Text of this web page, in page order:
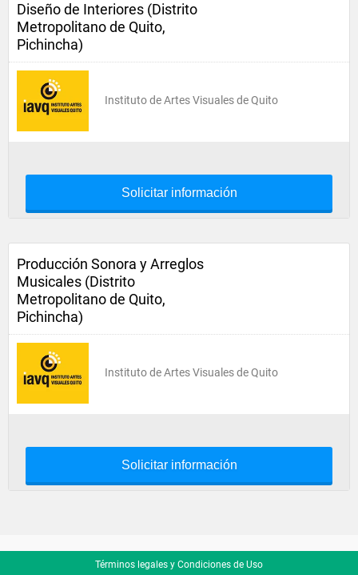
Diseño de Interiores (Distrito
Metropolitano de Quito,
Pichincha)
Instituto de Artes Visuales de Quito
Solicitar información
Producción Sonora y Arreglos
Musicales (Distrito
Metropolitano de Quito,
Pichincha)
Instituto de Artes Visuales de Quito
Solicitar información
Términos legales y Condiciones de Uso